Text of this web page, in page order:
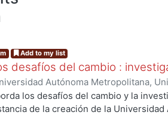
Add to my list
desafíos del cambio :
Autónoma Metropolitana,
para el Diseño, Departamento de
Córdoba Flores, Consuelo;Huamán
los desafíos del cambio y la
de la creación de la